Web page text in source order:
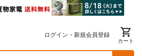
ログイン・新規会員登録
カート